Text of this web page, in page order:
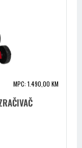
MPC: 1.490,00 KM